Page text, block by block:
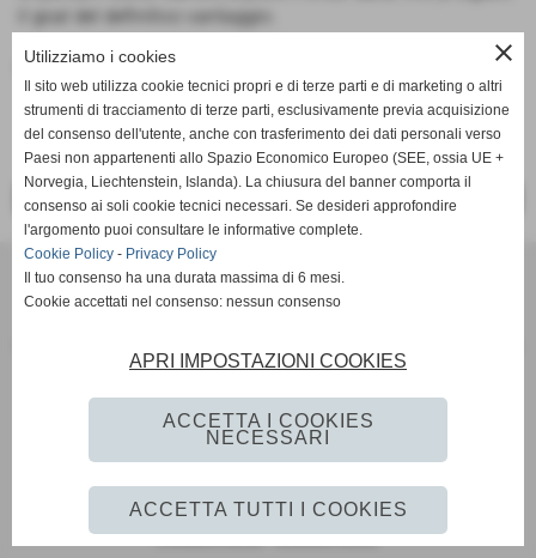
il goal del definitivo vantaggio.
Fonte:redazione sportiva
<< PRECEDENTE SUCCESSIVO >>
Tel. 0522 855072 Fax 0522 765574
picciati.alberto@hotmail.it asd.sporting@gmail.com scandianesecalcio@gmail.com
Tutte le foto presenti nel sito e le Foto Gallery sono esclusiva proprieta´ della societa´ " Scandianese
Privacy Policy-Cookie Policy
close
Utilizziamo i cookies
Il sito web utilizza cookie tecnici propri e di terze parti e di marketing o altri
strumenti di tracciamento di terze parti, esclusivamente previa acquisizione
del consenso dell'utente, anche con trasferimento dei dati personali verso
Paesi non appartenenti allo Spazio Economico Europeo (SEE, ossia UE +
Norvegia, Liechtenstein, Islanda). La chiusura del banner comporta il
consenso ai soli cookie tecnici necessari. Se desideri approfondire
l'argomento puoi consultare le informative complete.
Cookie Policy - Privacy Policy
Il tuo consenso ha una durata massima di 6 mesi.
Cookie accettati nel consenso: nessun consenso
APRI IMPOSTAZIONI COOKIES
ACCETTA I COOKIES
NECESSARI
ACCETTA TUTTI I COOKIES